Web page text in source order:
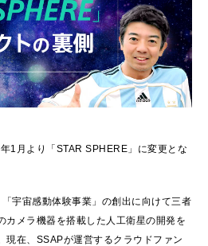
1月より「STAR SPHERE」に変更とな
宇宙感動体験事業」の創出に向けて三者
カメラ機器を搭載した人工衛星の開発を
現在、SSAPが運営するクラウドファン